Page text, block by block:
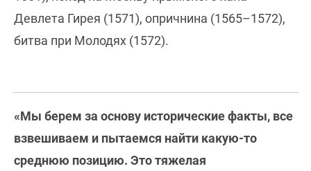
Девлета Гирея (1571), опричнина (1565–1572),
битва при Молодях (1572).
«Мы берем за основу исторические факты, все
взвешиваем и пытаемся найти какую-то
среднюю позицию. Это тяжелая